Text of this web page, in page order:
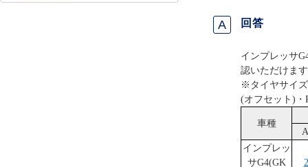
回答
インプレッサ
認いただけま
※タイヤサイ
(オフセット)・
車種
インプレッ
サG4(GK